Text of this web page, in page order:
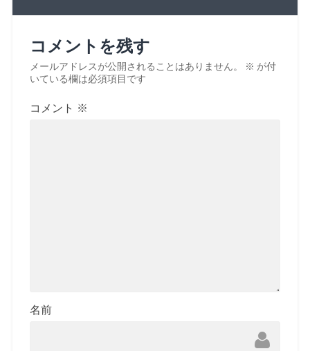
コメントを残す
メールアドレスが公開されることはありません。 ※ が付
いている欄は必須項目です
コメント ※
名前